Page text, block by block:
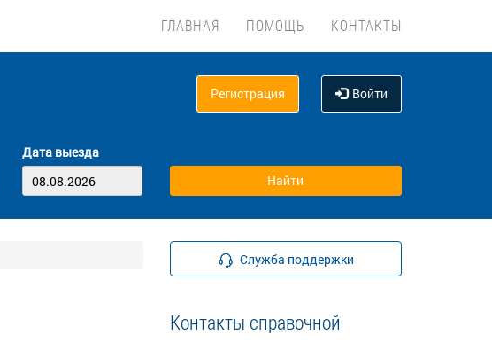
ГЛАВНАЯ ПОМОЩЬ КОНТАКТЫ
Регистрация Войти
Дата выезда
Служба поддержки
Контакты справочной